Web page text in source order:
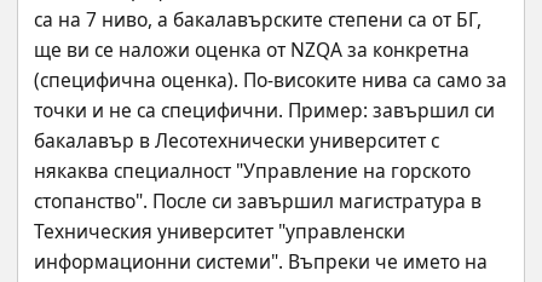
са на 7 ниво, а бакалавърските степени са от БГ,
ще ви се наложи оценка от NZQA за конкретна
(специфична оценка). По-високите нива са само за
точки и не са специфични. Пример: завършил си
бакалавър в Лесотехнически университет с
някаква специалност "Управление на горското
стопанство". После си завършил магистратура в
Техническия университет "управленски
информационни системи". Въпреки че името на